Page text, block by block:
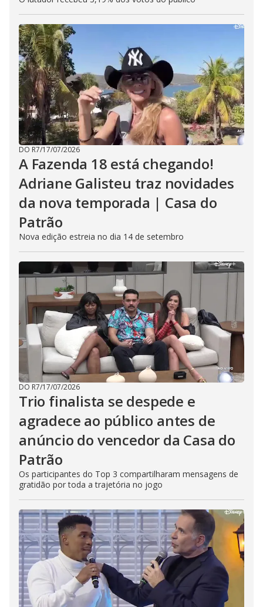
DO R7/17/07/2026
A Fazenda 18 está chegando!
Adriane Galisteu traz novidades
da nova temporada | Casa do
Patrão
Nova edição estreia no dia 14 de setembro
DO R7/17/07/2026
Trio finalista se despede e
agradece ao público antes de
anúncio do vencedor da Casa do
Patrão
Os participantes do Top 3 compartilharam mensagens de
gratidão por toda a trajetória no jogo